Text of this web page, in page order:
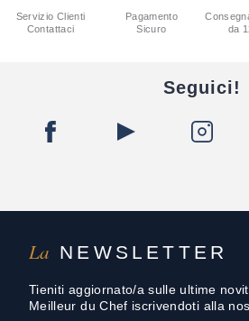
La NEWSLETTER
Tieniti aggiornato/a sulle ultime
Meilleur du Chef iscrivendoti alla
Servizio Clienti
Contattaci
Pagamento
Sicuro
da
Seguici!